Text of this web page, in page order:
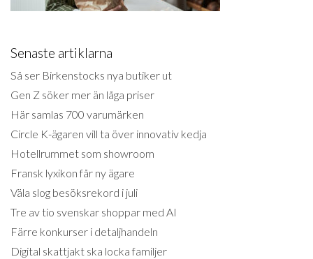
Senaste artiklarna
Så ser Birkenstocks nya butiker ut
Gen Z söker mer än låga priser
Här samlas 700 varumärken
Circle K-ägaren vill ta över innovativ kedja
Hotellrummet som showroom
Fransk lyxikon får ny ägare
Väla slog besöksrekord i juli
Tre av tio svenskar shoppar med AI
Färre konkurser i detaljhandeln
Digital skattjakt ska locka familjer